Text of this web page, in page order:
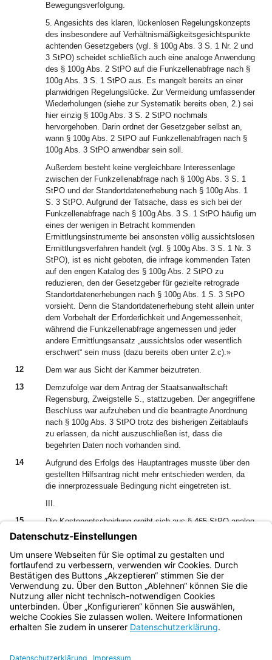
Bewegungsverfolgung.
5. Angesichts des klaren, lückenlosen Regelungskonzepts
des insbesondere auf Verhältnismäßigkeitsgesichtspunkte
achtenden Gesetzgebers (vgl. § 100g Abs. 3 S. 1 Nr. 2 und
3 StPO) scheidet schließlich auch eine analoge Anwendung
des § 100g Abs. 2 StPO auf die Funkzellenabfrage nach §
100g Abs. 3 S. 1 StPO aus. Es mangelt bereits an einer
planwidrigen Regelungslücke. Zur Vermeidung umfassender
Wiederholungen (siehe zur Systematik bereits oben, 2.) sei
hier einzig § 100g Abs. 3 S. 2 StPO nochmals
hervorgehoben. Darin ordnet der Gesetzgeber selbst an,
wann § 100g Abs. 2 StPO auf Funkzellenabfragen nach §
100g Abs. 3 StPO anwendbar sein soll.
Außerdem besteht keine vergleichbare Interessenlage
zwischen der Funkzellenabfrage nach § 100g Abs. 3 S. 1
StPO und der Standortdatenerhebung nach § 100g Abs. 1
S. 3 StPO. Aufgrund der Tatsache, dass es sich bei der
Funkzellenabfrage nach § 100g Abs. 3 S. 1 StPO häufig um
eines der wenigen in Betracht kommenden
Ermittlungsinstrumente bei ansonsten völlig aussichtslosen
Ermittlungsverfahren handelt (vgl. § 100g Abs. 3 S. 1 Nr. 3
StPO), ist es nicht geboten, die infrage kommenden Taten
auf den engen Katalog des § 100g Abs. 2 StPO zu
reduzieren, den der Gesetzgeber für gezielte retrograde
Standortdatenerhebungen nach § 100g Abs. 1 S. 3 StPO
vorsieht. Denn die Standortdatenerhebung steht allein unter
dem Vorbehalt der Erforderlichkeit und Angemessenheit,
während die Funkzellenabfrage angemessen und jeder
andere Ermittlungsansatz „aussichtslos oder wesentlich
erschwert“ sein muss (dazu bereits oben unter 2.c).»
12
Dem war aus Sicht der Kammer beizutreten.
13
Demzufolge war dem Antrag der Staatsanwaltschaft
Regensburg, Zweigstelle S., stattzugeben. Der angegriffene
Beschluss war aufzuheben und die beantragte Anordnung
nach § 100g Abs. 3 StPO trotz des bisherigen Zeitablaufs
zu erlassen, da nicht auszuschließen ist, dass die
begehrten Daten noch vorhanden sind.
14
Aufgrund des Erfolgs des Hauptantrages musste über den
gestellten Hilfsantrag nicht mehr entschieden werden, da
die innerprozessuale Bedingung nicht eingetreten ist.
III.
15
Die Kostenentscheidung ergibt sich aus § 465 StPO analog.
IV.
16
Eine weitere Anfechtung dieser Entscheidungen ist nicht
statthaft, § 310 Abs. 2 StPO.
Bayern.de
BayernPortal